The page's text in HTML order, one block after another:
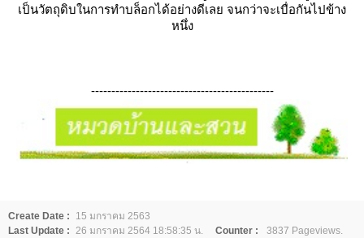
เป็นวัตถุดิบในการทำบล็อกได้อย่างดีเลย จนกว่าจะเบื่อกันไปข้าง
หนึ่ง
---------------------------------------------
Create Date :
15 มกราคม 2563
Last Update : 26 มกราคม 2564 18:58:35 น. Counter :
3837 Pageviews.